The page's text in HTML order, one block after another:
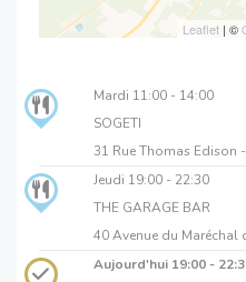
Leaflet | ©
Mardi 11:00 - 14:00
SOGETI
31 Rue Thomas Edison
Jeudi 19:00 - 22:30
THE GARAGE BAR
40 Avenue du Maréchal
Aujourd'hui 19:00 -